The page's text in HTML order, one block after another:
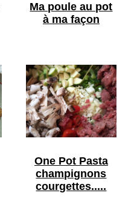
Ma poule au pot
à ma façon
One Pot Pasta
champignons
courgettes.....